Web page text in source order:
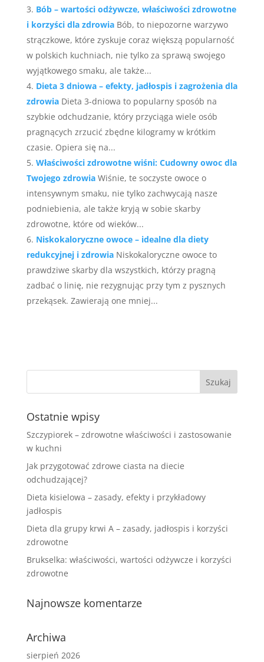
Bób – wartości odżywcze, właściwości zdrowotne
i korzyści dla zdrowia Bób, to niepozorne warzywo
strączkowe, które zyskuje coraz większą popularność
w polskich kuchniach, nie tylko za sprawą swojego
wyjątkowego smaku, ale także...
Dieta 3 dniowa – efekty, jadłospis i zagrożenia dla
zdrowia Dieta 3-dniowa to popularny sposób na
szybkie odchudzanie, który przyciąga wiele osób
pragnących zrzucić zbędne kilogramy w krótkim
czasie. Opiera się na...
Właściwości zdrowotne wiśni: Cudowny owoc dla
Twojego zdrowia Wiśnie, te soczyste owoce o
intensywnym smaku, nie tylko zachwycają nasze
podniebienia, ale także kryją w sobie skarby
zdrowotne, które od wieków...
Niskokaloryczne owoce – idealne dla diety
redukcyjnej i zdrowia Niskokaloryczne owoce to
prawdziwe skarby dla wszystkich, którzy pragną
zadbać o linię, nie rezygnując przy tym z pysznych
przekąsek. Zawierają one mniej...
Ostatnie wpisy
Szczypiorek – zdrowotne właściwości i zastosowanie
w kuchni
Jak przygotować zdrowe ciasta na diecie
odchudzającej?
Dieta kisielowa – zasady, efekty i przykładowy
jadłospis
Dieta dla grupy krwi A – zasady, jadłospis i korzyści
zdrowotne
Brukselka: właściwości, wartości odżywcze i korzyści
zdrowotne
Najnowsze komentarze
Archiwa
sierpień 2026